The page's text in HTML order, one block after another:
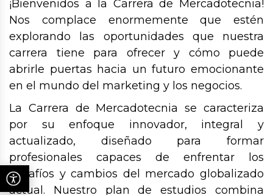
¡Bienvenidos a la Carrera de Mercadotecnia!
Nos complace enormemente que estén
explorando las oportunidades que nuestra
carrera tiene para ofrecer y cómo puede
abrirle puertas hacia un futuro emocionante
en el mundo del marketing y los negocios.
La Carrera de Mercadotecnia se caracteriza
por su enfoque innovador, integral y
actualizado, diseñado para formar
profesionales capaces de enfrentar los
desafíos y cambios del mercado globalizado
actual. Nuestro plan de estudios combina